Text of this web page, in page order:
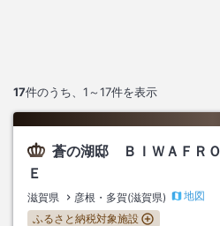
17件のうち、 1～17件を表示
蒼の湖邸 ＢＩＷＡＦＲ
Ｅ
滋賀県 彦根・多賀(滋賀県)
地図
ふるさと納税対象施設